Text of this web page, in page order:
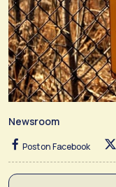
Newsroom
Post on Facebook